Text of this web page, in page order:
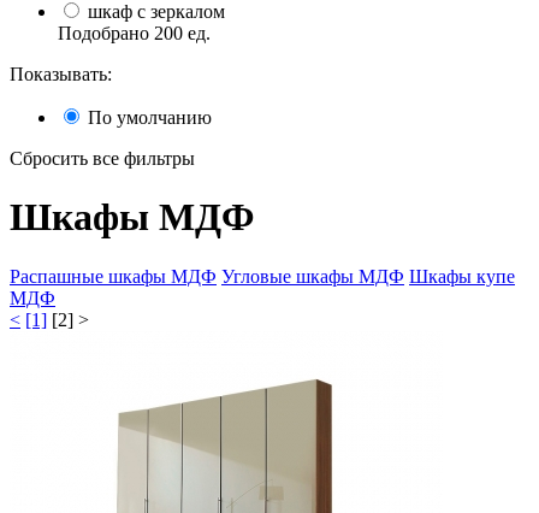
шкаф с зеркалом
Подобрано 200 ед.
Показывать:
По умолчанию
Сбросить все фильтры
Шкафы МДФ
Распашные шкафы МДФ Угловые шкафы МДФ Шкафы купе
МДФ
< [1] [2] >